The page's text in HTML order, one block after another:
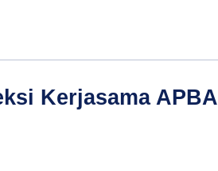
Kerjasama